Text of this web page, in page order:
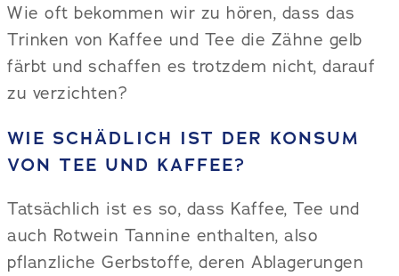
Wie oft bekommen wir zu hören, dass das
Trinken von Kaffee und Tee die Zähne gelb
färbt und schaffen es trotzdem nicht, darauf
zu verzichten?
WIE SCHÄDLICH IST DER KONSUM
VON TEE UND KAFFEE?
Tatsächlich ist es so, dass Kaffee, Tee und
auch Rotwein Tannine enthalten, also
pflanzliche Gerbstoffe, deren Ablagerungen